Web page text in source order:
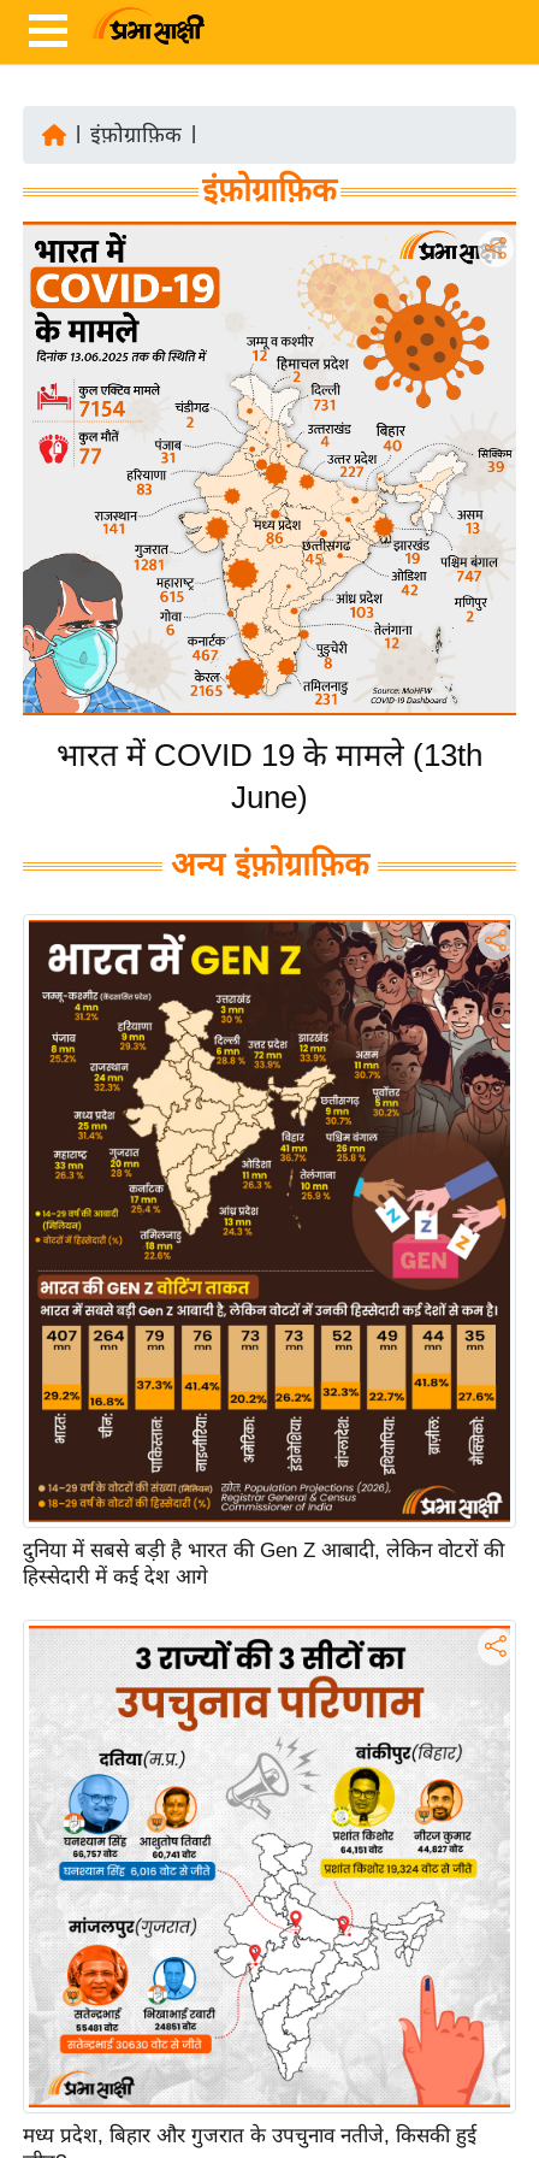
ज़ा
ख
रा
य
अं
य
ज़
ने
स
ग
वि
खे
क्रि
के
2
0
2
6
क्रा
इ
म
ई
-
पे
प
र
मि
सा
ल
बे
मि
सा
ल
श
इंफ़ोग्राफ़िक
इंफ़ोग्राफ़िक
भारत में COVID 19 के मामले (13th
June)
अन्य इंफ़ोग्राफ़िक
दुनिया में सबसे बड़ी है भारत की Gen Z आबादी, लेकिन वोटरों की
हिस्सेदारी में कई देश आगे
मध्य प्रदेश, बिहार और गुजरात के उपचुनाव नतीजे, किसकी हुई